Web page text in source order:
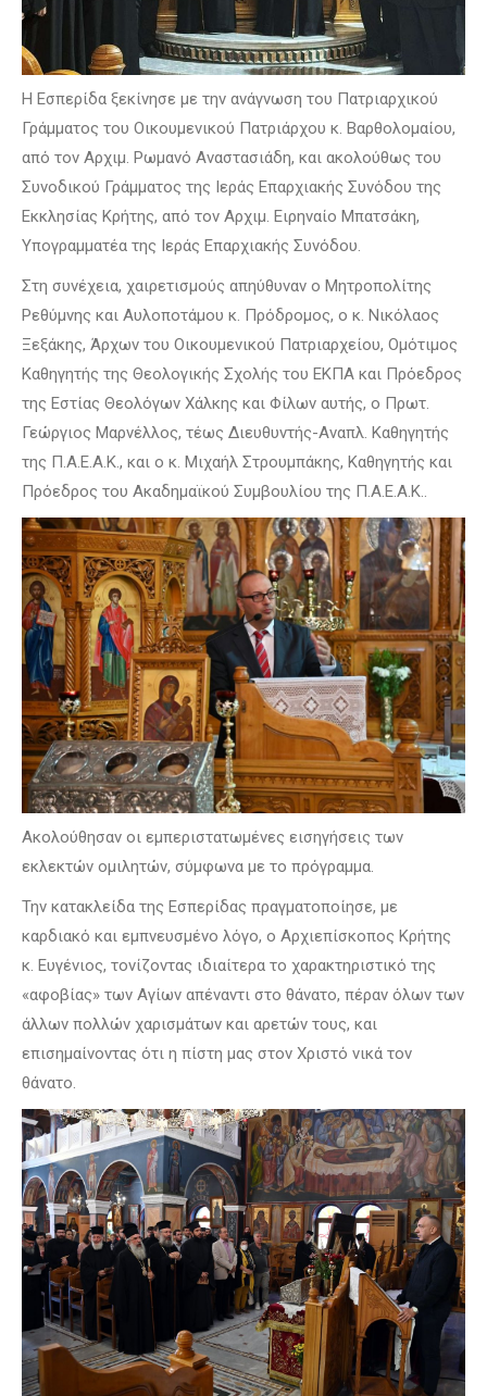
Η Εσπερίδα ξεκίνησε με την ανάγνωση του Πατριαρχικού
Γράμματος του Οικουμενικού Πατριάρχου κ. Βαρθολομαίου,
από τον Αρχιμ. Ρωμανό Αναστασιάδη, και ακολούθως του
Συνοδικού Γράμματος της Ιεράς Επαρχιακής Συνόδου της
Εκκλησίας Κρήτης, από τον Αρχιμ. Ειρηναίο Μπατσάκη,
Υπογραμματέα της Ιεράς Επαρχιακής Συνόδου.
Στη συνέχεια, χαιρετισμούς απηύθυναν ο Μητροπολίτης
Ρεθύμνης και Αυλοποτάμου κ. Πρόδρομος, ο κ. Νικόλαος
Ξεξάκης, Άρχων του Οικουμενικού Πατριαρχείου, Ομότιμος
Καθηγητής της Θεολογικής Σχολής του ΕΚΠΑ και Πρόεδρος
της Εστίας Θεολόγων Χάλκης και Φίλων αυτής, ο Πρωτ.
Γεώργιος Μαρνέλλος, τέως Διευθυντής-Αναπλ. Καθηγητής
της Π.Α.Ε.Α.Κ., και ο κ. Μιχαήλ Στρουμπάκης, Καθηγητής και
Πρόεδρος του Ακαδημαϊκού Συμβουλίου της Π.Α.Ε.Α.Κ..
Ακολούθησαν οι εμπεριστατωμένες εισηγήσεις των
εκλεκτών ομιλητών, σύμφωνα με το πρόγραμμα.
Την κατακλείδα της Εσπερίδας πραγματοποίησε, με
καρδιακό και εμπνευσμένο λόγο, ο Αρχιεπίσκοπος Κρήτης
κ. Ευγένιος, τονίζοντας ιδιαίτερα το χαρακτηριστικό της
«αφοβίας» των Αγίων απέναντι στο θάνατο, πέραν όλων των
άλλων πολλών χαρισμάτων και αρετών τους, και
επισημαίνοντας ότι η πίστη μας στον Χριστό νικά τον
θάνατο.